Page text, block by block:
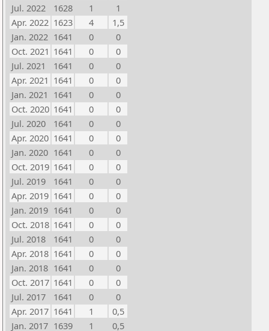
Jul. 2022
1628 1
1
Apr. 2022 1623 4
1,5
Jan. 2022 1641 0
0
Oct. 2021 1641 0
0
Jul. 2021
1641 0
0
Apr. 2021 1641 0
0
Jan. 2021 1641 0
0
Oct. 2020 1641 0
0
Jul. 2020
1641 0
0
Apr. 2020 1641 0
0
Jan. 2020 1641 0
0
Oct. 2019 1641 0
0
Jul. 2019
1641 0
0
Apr. 2019 1641 0
0
Jan. 2019 1641 0
0
Oct. 2018 1641 0
0
Jul. 2018
1641 0
0
Apr. 2018 1641 0
0
Jan. 2018 1641 0
0
Oct. 2017 1641 0
0
Jul. 2017
1641 0
0
Apr. 2017 1641 1
0,5
Jan. 2017 1639 1
0,5